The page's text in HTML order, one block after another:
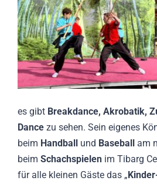
es gibt Breakdance, Akrobatik,
Dance zu sehen. Sein eigenes
beim Handball und Baseball am
beim Schachspielen im Tibarg
für alle kleinen Gäste das „